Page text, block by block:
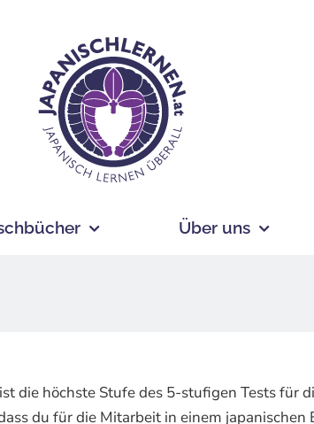
Über uns
die höchste Stufe des 5-stufigen Tests für
du für die Mitarbeit in einem